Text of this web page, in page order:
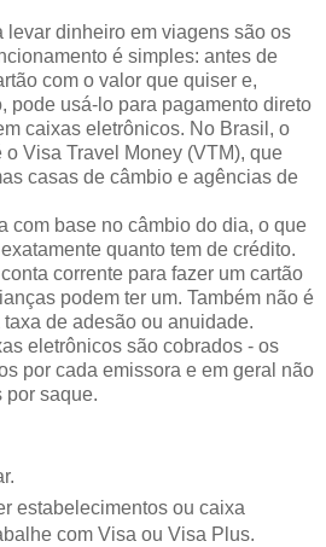
levar dinheiro em viagens são os
é simples: antes de
com o valor que quiser e,
pode usá-lo para pagamento direto
caixas eletrônicos. No Brasil, o
Visa Travel Money (VTM), que
casas de câmbio e agências de
com base no câmbio do dia, o que
quanto tem de crédito.
corrente para fazer um cartão
podem ter um. Também não é
de adesão ou anuidade.
eletrônicos são cobrados - os
por cada emissora e em geral não
por saque.
estabelecimentos ou caixa
com Visa ou Visa Plus.